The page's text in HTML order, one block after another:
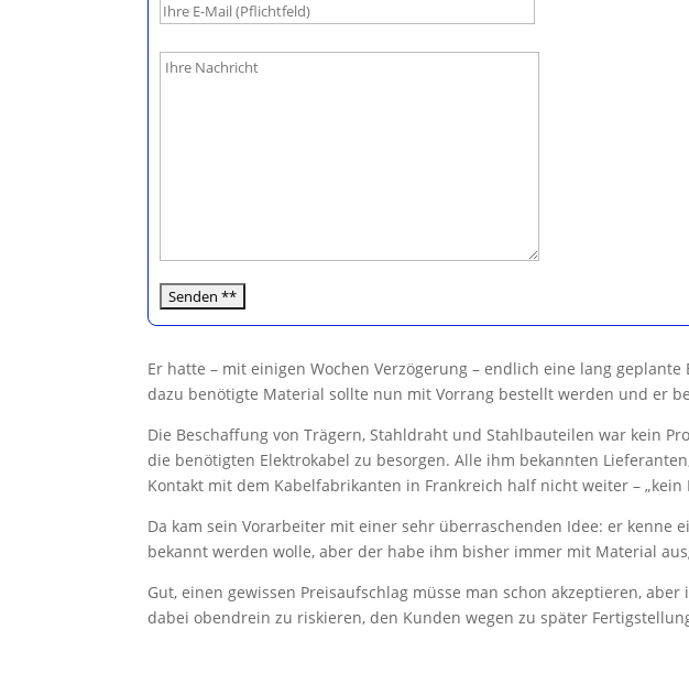
e
d
i
s
e
F
e
l
d
l
e
r
Er hatte – mit einigen Wochen Verzögerung – endlich eine lang
dazu benötigte Material sollte nun mit Vorrang bestellt werden und er
Die Beschaffung von Trägern, Stahldraht und Stahlbauteilen war kein
die benötigten Elektrokabel zu besorgen. Alle ihm bekannten
Kontakt mit dem Kabelfabrikanten in Frankreich half nicht weiter –
Da kam sein Vorarbeiter mit einer sehr überraschenden Idee: er
bekannt werden wolle, aber der habe ihm bisher immer mit Material
Gut, einen gewissen Preisaufschlag müsse man schon akzeptieren,
dabei obendrein zu riskieren, den Kunden wegen zu später